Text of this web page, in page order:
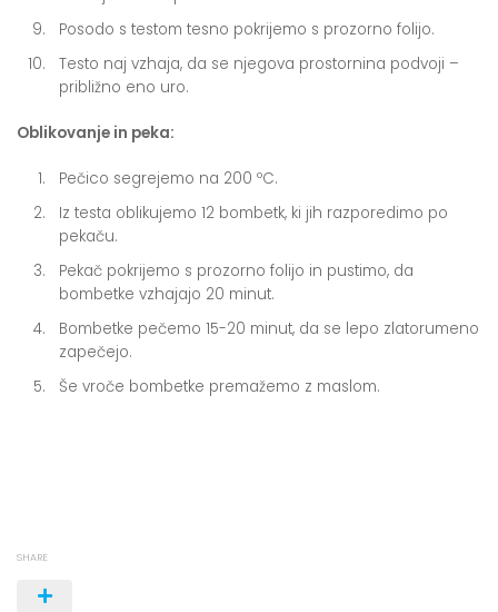
Posodo s testom tesno pokrijemo s prozorno folijo.
Testo naj vzhaja, da se njegova prostornina podvoji –
približno eno uro.
Oblikovanje in peka:
Pečico segrejemo na 200 ºC.
Iz testa oblikujemo 12 bombetk, ki jih razporedimo po
pekaču.
Pekač pokrijemo s prozorno folijo in pustimo, da
bombetke vzhajajo 20 minut.
Bombetke pečemo 15-20 minut, da se lepo zlatorumeno
zapečejo.
Še vroče bombetke premažemo z maslom.
SHARE